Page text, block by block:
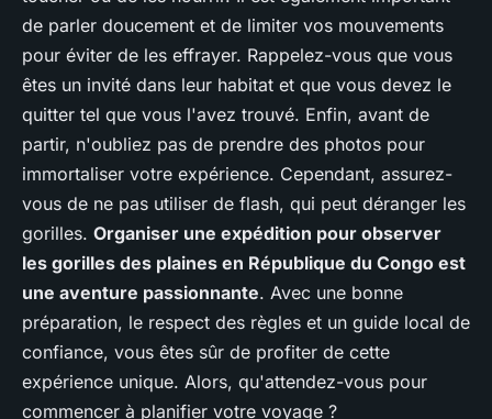
de parler doucement et de limiter vos mouvements
pour éviter de les effrayer. Rappelez-vous que vous
êtes un invité dans leur habitat et que vous devez le
quitter tel que vous l'avez trouvé. Enfin, avant de
partir, n'oubliez pas de prendre des photos pour
immortaliser votre expérience. Cependant, assurez-
vous de ne pas utiliser de flash, qui peut déranger les
gorilles. Organiser une expédition pour observer
les gorilles des plaines en République du Congo est
une aventure passionnante. Avec une bonne
préparation, le respect des règles et un guide local de
confiance, vous êtes sûr de profiter de cette
expérience unique. Alors, qu'attendez-vous pour
commencer à planifier votre voyage ?